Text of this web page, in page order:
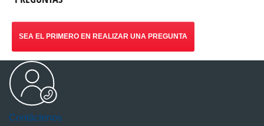
SEA EL PRIMERO EN REALIZAR UNA PREGUNTA
Contáctenos